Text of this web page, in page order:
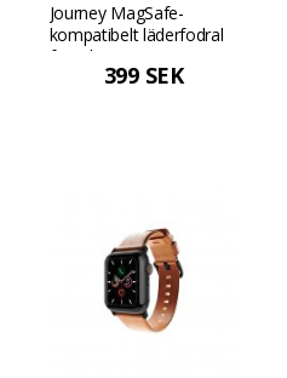
Journey MagSafe-
kompatibelt läderfodral
för iPhone 13 Pro Max -
399 SEK